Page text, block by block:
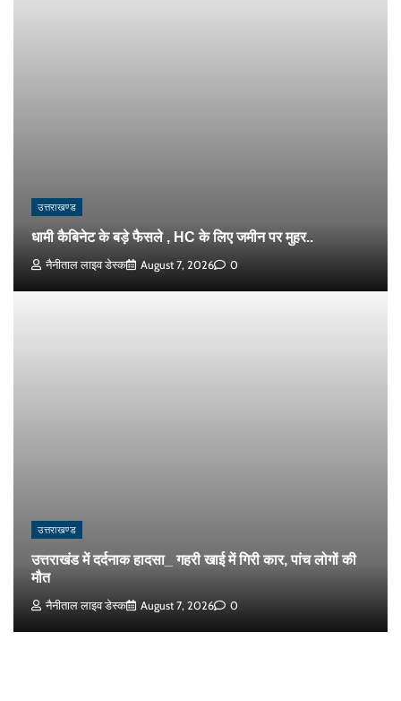
उत्तराखण्ड
धामी कैबिनेट के बड़े फैसले , HC के लिए जमीन पर मुहर..
नैनीताल लाइव डेस्क August 7, 2026 0
उत्तराखण्ड
उत्तराखंड में दर्दनाक हादसा_ गहरी खाई में गिरी कार, पांच लोगों की
मौत
नैनीताल लाइव डेस्क August 7, 2026 0